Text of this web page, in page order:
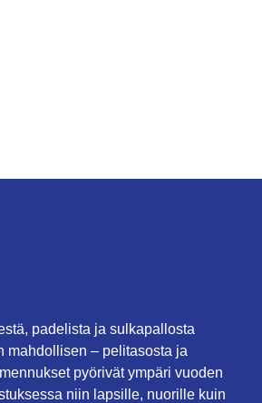
padelista ja sulkapallosta
mahdollisen – pelitasosta ja
pyörivät ympäri vuoden
niin lapsille, nuorille kuin